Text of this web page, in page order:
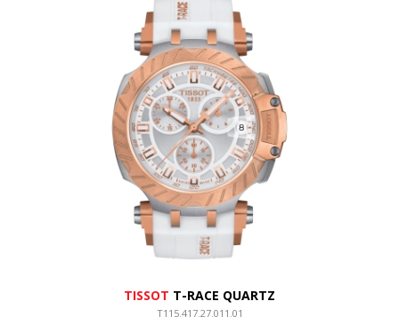
TISSOT T-RACE QUARTZ
T115.417.27.011.01